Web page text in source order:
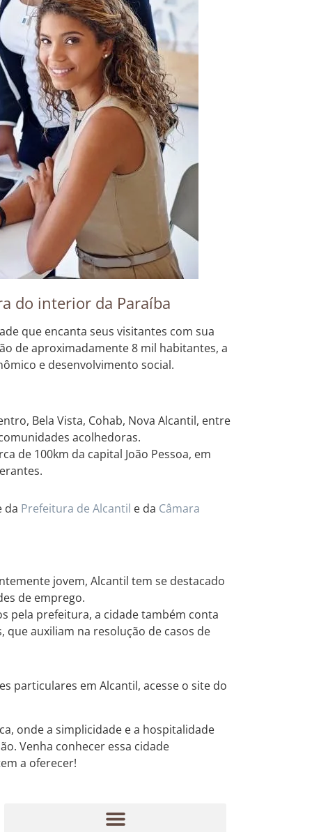
do interior da Paraíba
que encanta seus visitantes com sua
de aproximadamente 8 mil habitantes, a
e desenvolvimento social.
Bela Vista, Cohab, Nova Alcantil, entre
acolhedoras.
de 100km da capital João Pessoa, em
da Prefeitura de Alcantil e da Câmara
jovem, Alcantil tem se destacado
de emprego.
pela prefeitura, a cidade também conta
auxiliam na resolução de casos de
particulares em Alcantil, acesse o site do
onde a simplicidade e a hospitalidade
Venha conhecer essa cidade
a oferecer!